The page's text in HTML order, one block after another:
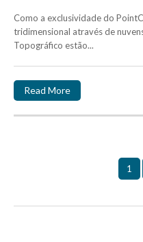
Como a exclusividade do
tridimensional através de
Topográfico estão...
Read More
1